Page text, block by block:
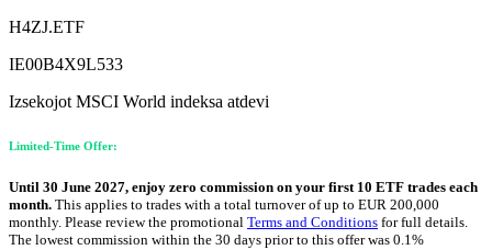
H4ZJ.ETF
IE00B4X9L533
Izsekojot MSCI World indeksa atdevi
Limited-Time Offer:
Until 30 June 2027, enjoy zero commission on your first 10 ETF trades each
month. This applies to trades with a total turnover of up to EUR 200,000
monthly. Please review the promotional Terms and Conditions for full details.
The lowest commission within the 30 days prior to this offer was 0.1%